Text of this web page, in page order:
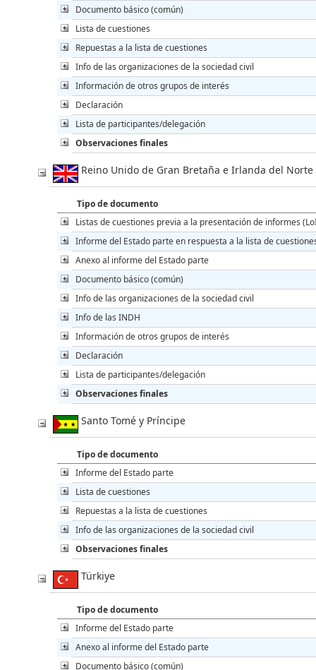
Documento básico (común)
Lista de cuestiones
Repuestas a la lista de cuestiones
Info de las organizaciones de la sociedad civil
Información de otros grupos de interés
Declaración
Lista de participantes/delegación
Observaciones finales
Reino Unido de Gran Bretaña e Irlanda del
Tipo de documento
Listas de cuestiones previa a la presentación de informes
Informe del Estado parte en respuesta a la lista de
Anexo al informe del Estado parte
Documento básico (común)
Info de las organizaciones de la sociedad civil
Info de las INDH
Información de otros grupos de interés
Declaración
Lista de participantes/delegación
Observaciones finales
Santo Tomé y Príncipe
Tipo de documento
Informe del Estado parte
Lista de cuestiones
Repuestas a la lista de cuestiones
Info de las organizaciones de la sociedad civil
Observaciones finales
Türkiye
Tipo de documento
Informe del Estado parte
Anexo al informe del Estado parte
Documento básico (común)